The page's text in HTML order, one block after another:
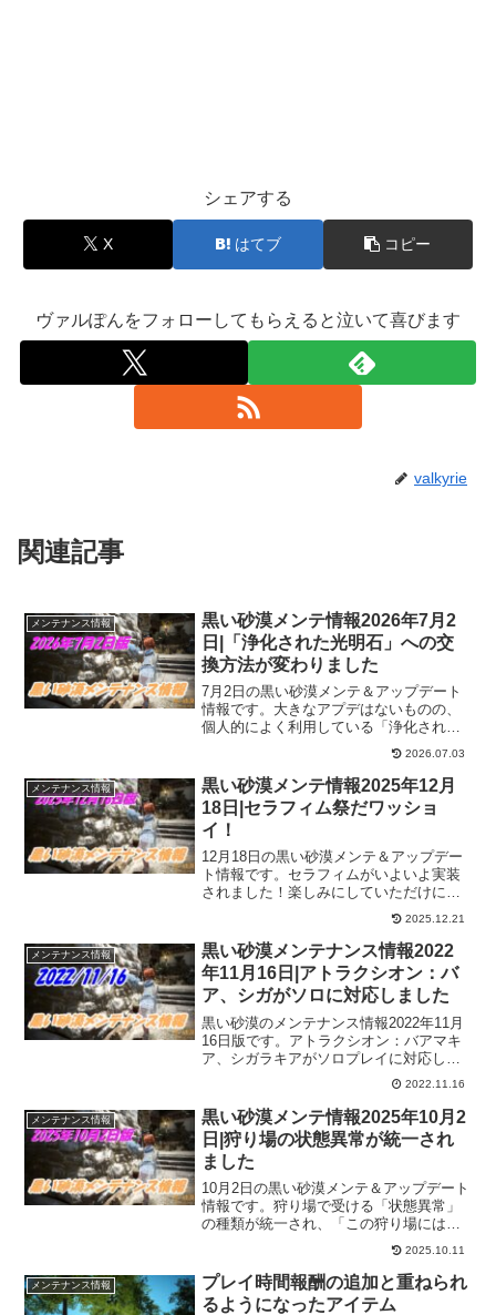
シェアする
X はてブ コピー
ヴァルぽんをフォローしてもらえると泣いて喜びます
valkyrie
関連記事
メンテナンス情報
黒い砂漠メンテ情報2026年7月2
日|「浄化された光明石」への交
換方法が変わりました
7月2日の黒い砂漠メンテ＆アップデート
情報です。大きなアプデはないものの、
個人的によく利用している「浄化された
光明石」の交換方法が変わったのは嬉し
い。これまで簡易錬金だったのを、ダリ
シャインと交換できるようになりまし
た。
2026.07.03
メンテナンス情報
黒い砂漠メンテ情報2025年12月
18日|セラフィム祭だワッショ
イ！
12月18日の黒い砂漠メンテ＆アップデー
ト情報です。セラフィムがいよいよ実装
されました！楽しみにしていただけに期
待も高まります！また、シーズンも一新
されたようなので、セラフィムでシーズ
ンを進めたいですね。闇の狭間も変更が
入っているので確認しないとです。
2025.12.21
メンテナンス情報
黒い砂漠メンテナンス情報2022
年11月16日|アトラクシオン：バ
ア、シガがソロに対応しました
黒い砂漠のメンテナンス情報2022年11月
16日版です。アトラクシオン：バアマキ
ア、シガラキアがソロプレイに対応して
くれました！また、楽しみが増えました
よー。ヌーベルとクツム家具にもアップ
グレードが来てますし、家門依頼の追加
とあっちこっち行かないといけませんね
ｗ
2022.11.16
メンテナンス情報
黒い砂漠メンテ情報2025年10月2
日|狩り場の状態異常が統一され
ました
10月2日の黒い砂漠メンテ＆アップデート
情報です。狩り場で受ける「状態異常」
の種類が統一され、「この狩り場には、
こんな状態異常」といった具合に狩り場
情報UIでも確認できるようになりまし
た。これは、対策もしやすくなっていい
ですね！
2025.10.11
メンテナンス情報
プレイ時間報酬の追加と重ねられ
るようになったアイテム